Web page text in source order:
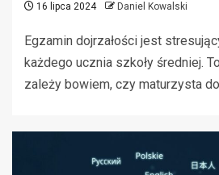
16 lipca 2024 Daniel Kowalski
Egzamin dojrzałości jest
każdego ucznia szkoły średniej.
zależy bowiem, czy maturzysta